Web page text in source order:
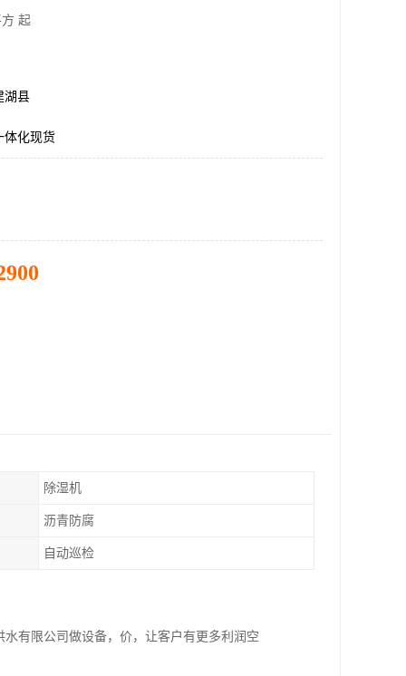
起
湖县
体化现货
除湿机
沥青防腐
自动巡检
有限公司做设备，价，让客户有更多利润空